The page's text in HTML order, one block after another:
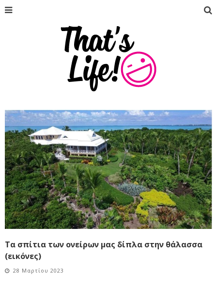
Τα σπίτια των ονείρων μας δίπλα στην θάλασσα
(εικόνες)
28 Μαρτίου 2023